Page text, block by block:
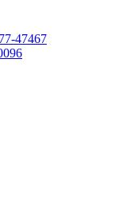
47467